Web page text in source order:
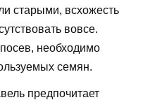
старыми, всхожесть
вовсе.
необходимо
семян.
предпочитает